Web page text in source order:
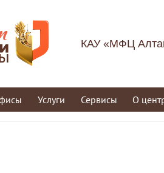
КАУ «МФЦ
Услуги Сервисы О